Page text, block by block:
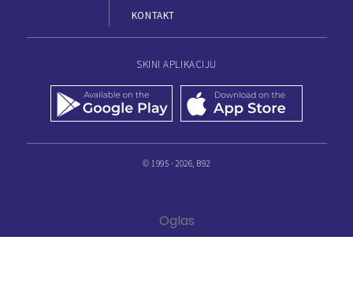
KONTAKT
SKINI APLIKACIJU
© 1995 - 2026, B92